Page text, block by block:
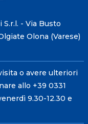
- Via Busto
Olona (Varese)
o avere ulteriori
allo +39 0331
9.30-12.30 e